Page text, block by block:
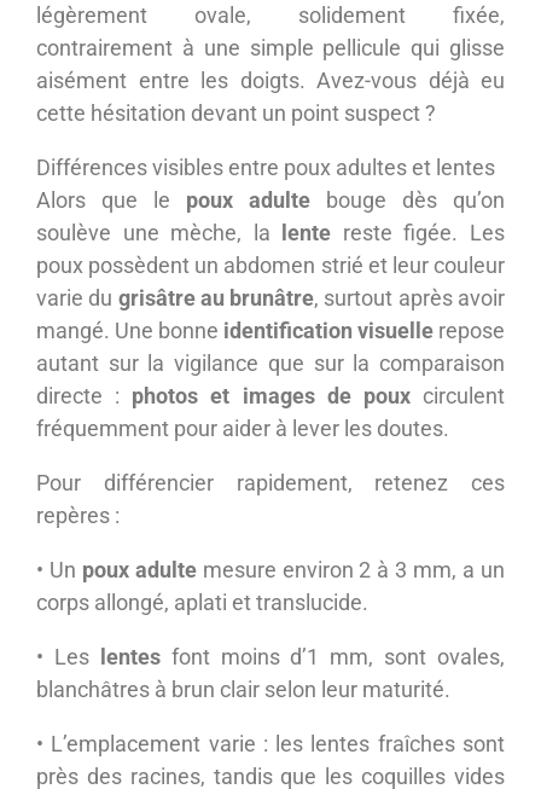
légèrement ovale, solidement fixée,
contrairement à une simple pellicule qui glisse
aisément entre les doigts. Avez-vous déjà eu
cette hésitation devant un point suspect ?
Différences visibles entre poux adultes et lentes
Alors que le poux adulte bouge dès qu’on
soulève une mèche, la lente reste figée. Les
poux possèdent un abdomen strié et leur couleur
varie du grisâtre au brunâtre, surtout après avoir
mangé. Une bonne identification visuelle repose
autant sur la vigilance que sur la comparaison
directe : photos et images de pouxcirculent
fréquemment pour aider à lever les doutes.
Pour différencier rapidement, retenez ces
repères :
• Un poux adultemesure environ 2 à 3 mm, a un
corps allongé, aplati et translucide.
• Les lentesfont moins d’1 mm, sont ovales,
blanchâtres à brun clair selon leur maturité.
• L’emplacement varie : les lentes fraîches sont
près des racines, tandis que les coquilles vides